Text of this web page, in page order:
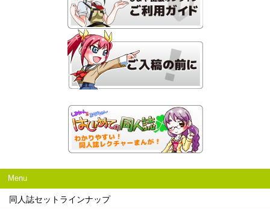
Menu
同人誌セットラインナップ